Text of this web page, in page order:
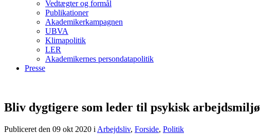
Vedtægter og formål
Publikationer
Akademikerkampagnen
UBVA
Klimapolitik
LER
Akademikernes persondatapolitik
Presse
Bliv dygtigere som leder til psykisk arbejdsmiljø
Publiceret den 09 okt 2020 i Arbejdsliv, Forside, Politik